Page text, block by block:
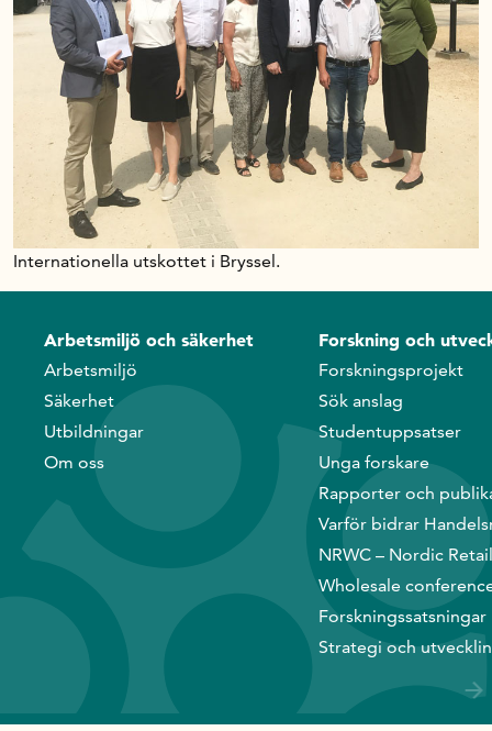
Internationella utskottet i Bryssel.
Arbetsmiljö och säkerhet
Arbetsmiljö
Säkerhet
Utbildningar
Om oss
Forskning och
Forskningsprojekt
Sök anslag
Studentuppsatser
Unga forskare
Rapporter och
Varför bidrar
NRWC – Nordic
Wholesale
Forskningssatsningar
Strategi och